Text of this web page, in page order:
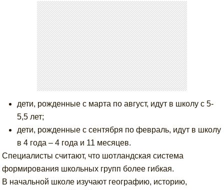
дети, рожденные с марта по август, идут в школу с 5-
5,5 лет;
дети, рожденные с сентября по февраль, идут в школу
в 4 года – 4 года и 11 месяцев.
Специалисты считают, что шотландская система
формирования школьных групп более гибкая.
В начальной школе изучают географию, историю,